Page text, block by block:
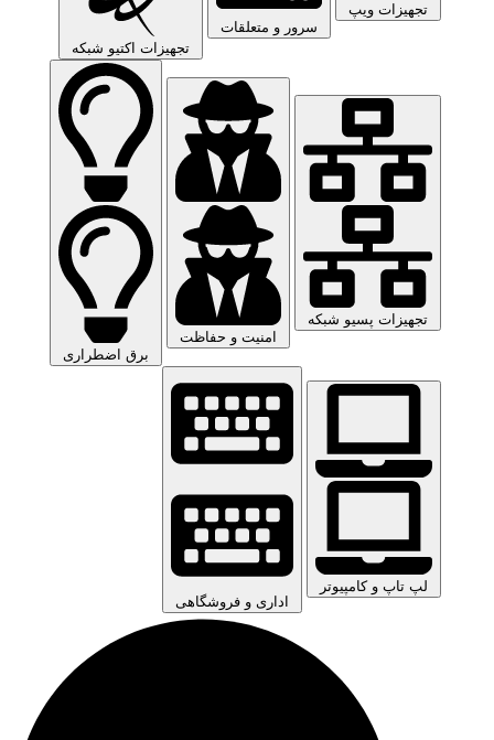
تجهیزات ویپ
سرور و متعلقات
تجهیزات اکتیو شبکه
تجهیزات پسیو شبکه
امنیت و حفاظت
برق اضطراری
لپ تاپ و کامپیوتر
اداری و فروشگاهی